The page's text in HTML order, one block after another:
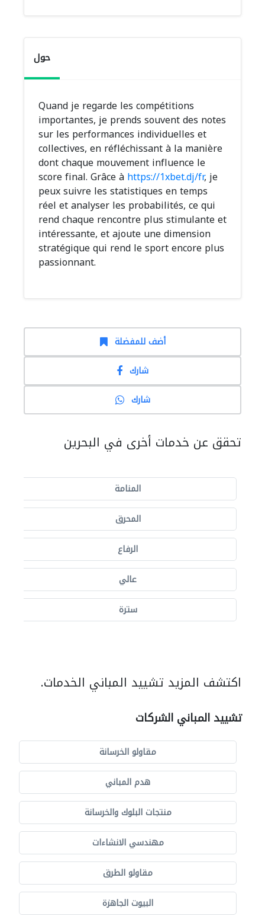
حول
Quand je regarde les compétitions
importantes, je prends souvent des notes
sur les performances individuelles et
collectives, en réfléchissant à la manière
dont chaque mouvement influence le
score final. Grâce àhttps://1xbet.dj/fr, je
peux suivre les statistiques en temps
réel et analyser les probabilités, ce qui
rend chaque rencontre plus stimulante et
intéressante, et ajoute une dimension
stratégique qui rend le sport encore plus
passionnant.
أضف للمفضلة
شارك
شارك
تحقق عن خدمات أخرى في البحرين
المنامة
المحرق
الرفاع
عالي
سترة
اكتشف المزيد تشييد المباني الخدمات.
تشييد المباني الشركات
مقاولو الخرسانة
هدم المباني
منتجات البلوك والخرسانة
مهندسي الانشاءات
مقاولو الطرق
البيوت الجاهزة